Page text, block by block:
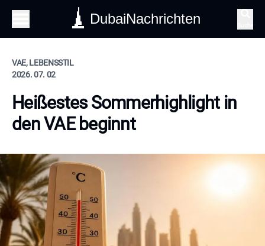
DubaiNachrichten
VAE, LEBENSSTIL
2026. 07. 02
Heißestes Sommerhighlight in
den VAE beginnt